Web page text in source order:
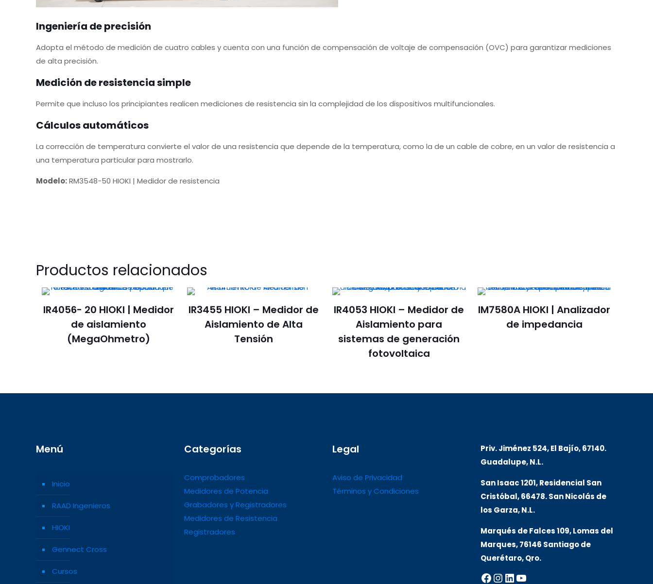
Ingeniería de precisión
Adopta el método de medición de cuatro cables y cuenta con una función de compensación de voltaje de compensación (OVC) para garantizar mediciones
de alta precisión.
Medición de resistencia simple
Permite que incluso los principiantes realicen mediciones de resistencia sin la complejidad de los dispositivos multifuncionales.
Cálculos automáticos
La corrección de temperatura convierte el valor de una resistencia que depende de la temperatura, como la de un cable de cobre, en un valor de resistencia a
una temperatura particular para mostrarlo.
Modelo:RM3548-50 HIOKI | Medidor de resistencia
Productos relacionados
IR4056- 20 HIOKI | Medidor
de aislamiento
(MegaOhmetro)
IR3455 HIOKI – Medidor de
Aislamiento de Alta
Tensión
IR4053 HIOKI – Medidor de
Aislamiento para
sistemas de generación
fotovoltaica
IM7580A HIOKI | Analizador
de impedancia
Menú
Inicio
RAAD Ingenieros
HIOKI
Gennect Cross
Cursos
Categorías
Comprobadores
Medidores de Potencia
Grabadores y Registradores
Medidores de Resistencia
Registradores
Legal
Aviso de Privacidad
Términos y Condiciones
Priv. Jiménez 524, El Bajío, 67140.
Guadalupe, N.L.
San Isaac 1201, Residencial San
Cristóbal, 66478. San Nicolás de
los Garza, N.L.
Marqués de Falces 109, Lomas del
Marques, 76146 Santiago de
Querétaro, Qro.
Facebook
Instagram
LinkedIn
YouTube